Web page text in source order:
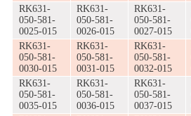
RK631-
050-581-
0025-015
RK631-
050-581-
0026-015
RK631-
050-581-
0027-015
RK631-
050-581-
0030-015
RK631-
050-581-
0031-015
RK631-
050-581-
0032-015
RK631-
050-581-
0035-015
RK631-
050-581-
0036-015
RK631-
050-581-
0037-015